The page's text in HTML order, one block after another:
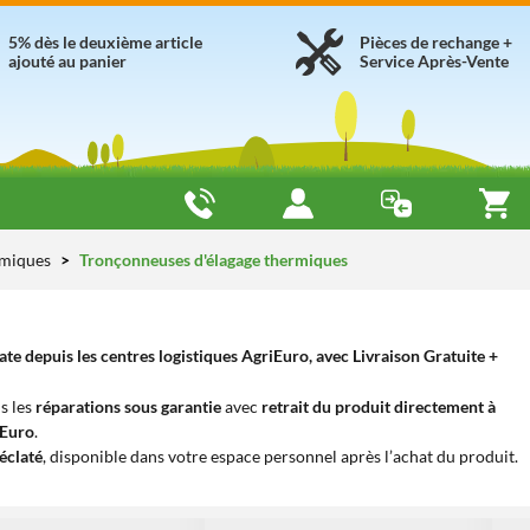
Pièces de rechange +
Service Après-Vente
5% dès le deuxième article
ajouté au panier
Tronçonneuses d'élagage thermiques
depuis les centres logistiques AgriEuro, avec Livraison Gratuite +
les réparations sous garantieavec retrait du produit directement à
.
, disponible dans votre espace personnel après l’achat du produit.